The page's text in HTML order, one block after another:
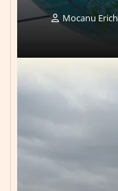
Mocanu Erich